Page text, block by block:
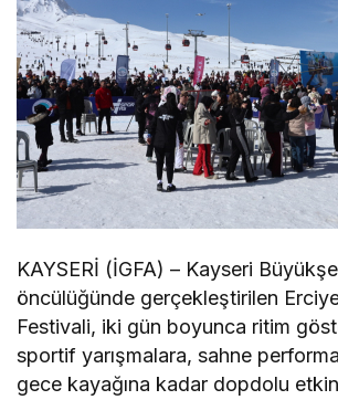
KAYSERİ (İGFA) – Kayseri
öncülüğünde gerçekleştirilen
Festivali, iki gün boyunca ritim
sportif yarışmalara, sahne
gece kayağına kadar dopdolu